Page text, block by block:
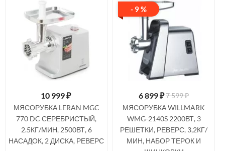
10 999₽
МЯСОРУБКА LERAN MGC
770 DC СЕРЕБРИСТЫЙ,
2.5КГ/МИН, 2500ВТ, 6
НАСАДОК, 2 ДИСКА, РЕВЕРС
- 9 %
6 899₽7 599 ₽
МЯСОРУБКА WILLMARK
WMG-2140S 2200ВТ, 3
РЕШЕТКИ, РЕВЕРС, 3,2КГ/
МИН, НАБОР ТЕРОК И